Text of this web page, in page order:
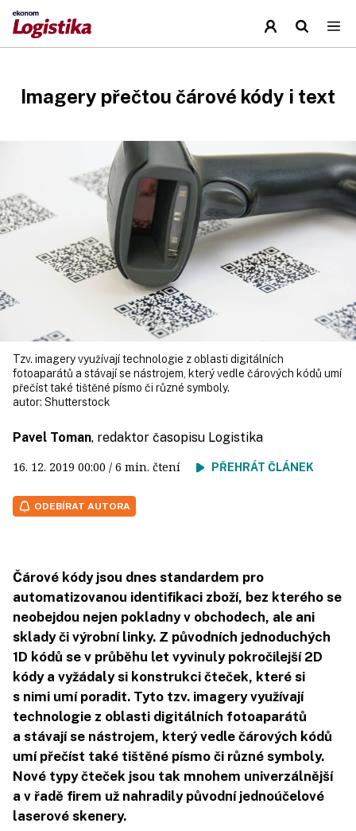
Imagery přečtou čárové kódy i text
Tzv. imagery využívají technologie z oblasti digitálních
fotoaparátů a stávají se nástrojem, který vedle čárových kódů umí
přečíst také tištěné písmo či různé symboly.
autor: Shutterstock
Pavel Toman, redaktor časopisu Logistika
16. 12. 2019 00:00 / 6 min. čtení PŘEHRÁT ČLÁNEK
ODEBÍRAT AUTORA
Čárové kódy jsou dnes standardem pro
automatizovanou identifikaci zboží, bez kterého se
neobejdou nejen pokladny v obchodech, ale ani
sklady či výrobní linky. Z původních jednoduchých
1D kódů se v průběhu let vyvinuly pokročilejší 2D
kódy a vyžádaly si konstrukci čteček, které si
s nimi umí poradit. Tyto tzv. imagery využívají
technologie z oblasti digitálních fotoaparátů
a stávají se nástrojem, který vedle čárových kódů
umí přečíst také tištěné písmo či různé symboly.
Nové typy čteček jsou tak mnohem univerzálnější
a v řadě firem už nahradily původní jednoúčelové
laserové skenery.